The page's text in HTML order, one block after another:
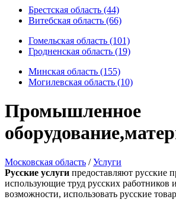
Брестская область (44)
Витебская область (66)
Гомельская область (101)
Гродненская область (19)
Минская область (155)
Могилевская область (10)
Промышленное
Московская область /Услуги
Русские услуги предоставляют русские
использующие труд русских работников
возможности, использовать русские